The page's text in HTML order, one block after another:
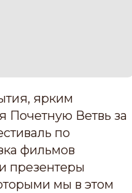
ярким
Почетную Ветвь за
по
фильмов
презентеры
мы в этом